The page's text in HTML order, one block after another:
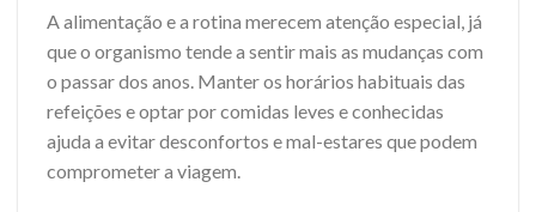
A alimentação e a rotina merecem atenção especial, já
que o organismo tende a sentir mais as mudanças com
o passar dos anos. Manter os horários habituais das
refeições e optar por comidas leves e conhecidas
ajuda a evitar desconfortos e mal-estares que podem
comprometer a viagem.